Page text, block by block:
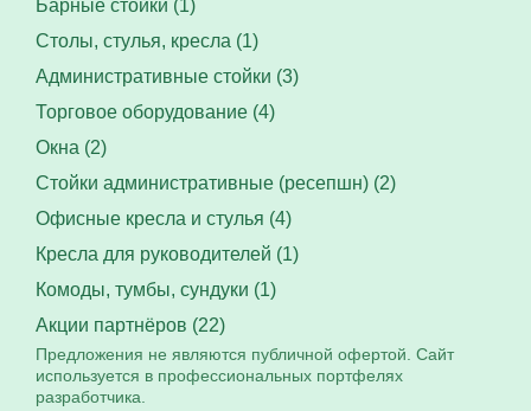
Барные стойки (1)
Столы, стулья, кресла (1)
Административные стойки (3)
Торговое оборудование (4)
Окна (2)
Стойки административные (ресепшн) (2)
Офисные кресла и стулья (4)
Кресла для руководителей (1)
Комоды, тумбы, сундуки (1)
Акции партнёров (22)
Предложения не являются публичной офертой. Сайт
используется в профессиональных портфелях
разработчика.